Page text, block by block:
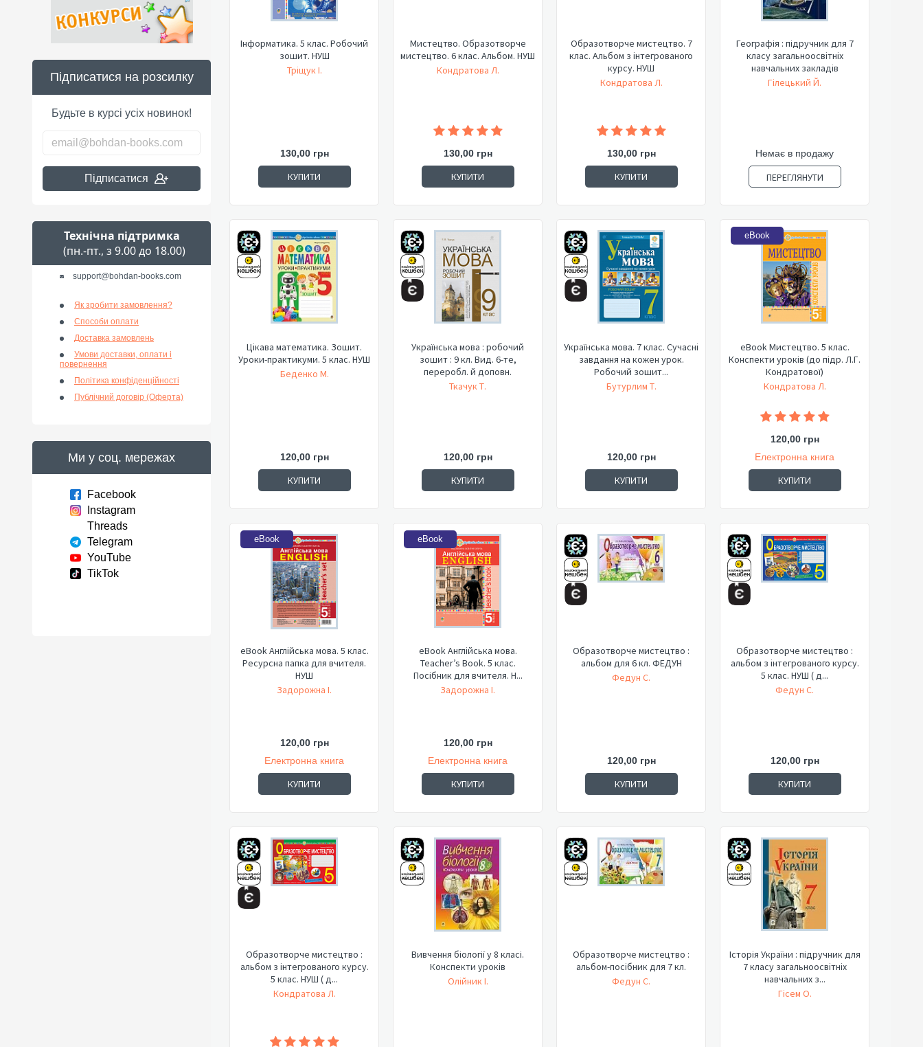
Підписатися на розсилку
Будьте в курсі усіх новинок!
Підписатися
Технічна підтримка
(пн.-пт., з 9.00 до 18.00)
support@bohdan-books.com
Як зробити замовлення?
Способи оплати
Доставка замовлень
Умови доставки, оплати і
повернення
Політика конфіденційності
Публічний договір (Оферта)
Ми у соц. мережах
Facebook
Instagram
Threads
Telegram
YouTube
TikTok
Інформатика. 5 клас. Робочий
зошит. НУШ
Тріщук І.
130,00 грн
КУПИТИ
Мистецтво. Образотворче
мистецтво. 6 клас. Альбом. НУШ
Кондратова Л.
130,00 грн
КУПИТИ
Образотворче мистецтво. 7
клас. Альбом з інтегрованого
курсу. НУШ
Кондратова Л.
130,00 грн
КУПИТИ
Географія : підручник для 7
класу загальноосвітніх
навчальних закладів
Гілецький Й.
Немає в продажу
ПЕРЕГЛЯНУТИ
Цікава математика. Зошит.
Уроки-практикуми. 5 клас. НУШ
Беденко М.
120,00 грн
КУПИТИ
Українська мова : робочий
зошит : 9 кл. Вид. 6-те,
переробл. й доповн.
Ткачук Т.
120,00 грн
КУПИТИ
Українська мова. 7 клас. Сучасні
завдання на кожен урок.
Робочий зошит...
Бутурлим Т.
120,00 грн
КУПИТИ
eBook
eBook Мистецтво. 5 клас.
Конспекти уроків (до підр. Л.Г.
Кондратової)
Кондратова Л.
120,00 грн
Електронна книга
КУПИТИ
eBook
eBook Англійська мова. 5 клас.
Ресурсна папка для вчителя.
НУШ
Задорожна І.
120,00 грн
Електронна книга
КУПИТИ
eBook
eBook Англійська мова.
Teacher’s Book. 5 клас.
Посібник для вчителя. Н...
Задорожна І.
120,00 грн
Електронна книга
КУПИТИ
Образотворче мистецтво :
альбом для 6 кл. ФЕДУН
Федун С.
120,00 грн
КУПИТИ
Образотворче мистецтво :
альбом з інтегрованого курсу.
5 клас. НУШ ( д...
Федун С.
120,00 грн
КУПИТИ
Образотворче мистецтво :
альбом з інтегрованого курсу.
5 клас. НУШ ( д...
Кондратова Л.
Вивчення біології у 8 класі.
Конспекти уроків
Олійник І.
Образотворче мистецтво :
альбом-посібник для 7 кл.
Федун С.
Історія України : підручник для
7 класу загальноосвітніх
навчальних з...
Гісем О.